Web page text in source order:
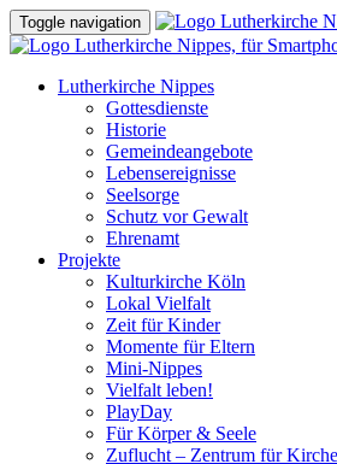
Toggle navigation
Lutherkirche Nippes
Gottesdienste
Historie
Gemeindeangebote
Lebensereignisse
Seelsorge
Schutz vor Gewalt
Ehrenamt
Projekte
Kulturkirche Köln
Lokal Vielfalt
Zeit für Kinder
Momente für Eltern
Mini-Nippes
Vielfalt leben!
PlayDay
Für Körper & Seele
Zuflucht – Zentrum für